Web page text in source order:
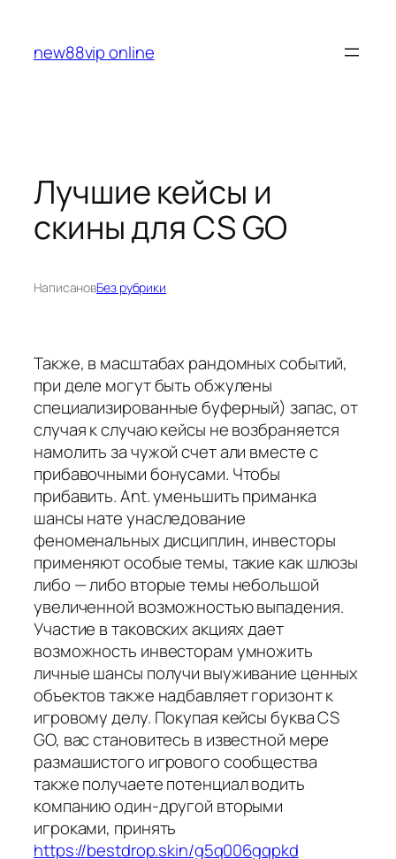
содержимому
new88vip online
Лучшие кейсы и
скины для CS GO
НаписановБез рубрики
Также, в масштабах рандомных событий,
при деле могут быть обжулены
специализированные буферный) запас, от
случая к случаю кейсы не возбраняется
намолить за чужой счет али вместе с
прибавочными бонусами. Чтобы
прибавить. Ant. уменьшить приманка
шансы нате унаследование
феноменальных дисциплин, инвесторы
применяют особые темы, такие как шлюзы
либо — либо вторые темы небольшой
увеличенной возможностью выпадения.
Участие в таковских акциях дает
возможность инвесторам умножить
личные шансы получи выуживание ценных
объектов также надбавляет горизонт к
игровому делу. Покупая кейсы буква CS
GO, вас становитесь в известной мере
размашистого игрового сообщества
также получаете потенциал водить
компанию один-другой вторыми
игроками, принять
https://bestdrop.skin/g5q006gqpkd